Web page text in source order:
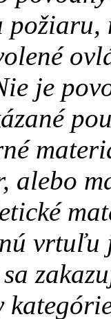
požiaru,
je
alebo
vrtuľu